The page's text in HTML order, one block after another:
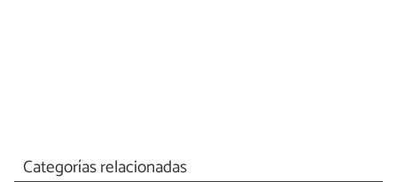
Categorías relacionadas